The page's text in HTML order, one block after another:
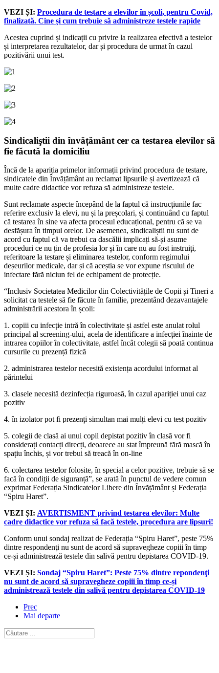
VEZI ȘI: Procedura de testare a elevilor în școli, pentru Covid,
finalizată. Cine și cum trebuie să administreze testele rapide
Acestea cuprind și indicații cu privire la realizarea efectivă a testelor
și interpretarea rezultatelor, dar și procedura de urmat în cazul
pozitivării unui test.
Sindicaliştii din învățământ cer ca testarea elevilor să
fie făcută la domiciliu
Încă de la apariția primelor informații privind procedura de testare,
sindicatele din Învățământ au reclamat lipsurile și avertizează că
multe cadre didactice vor refuza să administreze testele.
Sunt reclamate aspecte începând de la faptul că instrucțiunile fac
referire exclusiv la elevi, nu și la preșcolari, și continuând cu faptul
că testarea în sine va afecta procesul educațional, pentru că se va
desfășura în timpul orelor. De asemenea, sindicaliștii nu sunt de
acord cu faptul că va trebui ca dascălii implicați să-și asume
proceduri ce nu țin de profesia lor și în care nu au fost instruiți,
referitoare la testare și eliminarea testelor, conform regimului
deșeurilor medicale, dar și că aceștia se vor expune riscului de
infectare fără niciun fel de echipament de protecție.
“Inclusiv Societatea Medicilor din Colectivitățile de Copii și Tineri a
solicitat ca testele să fie făcute în familie, prezentând dezavantajele
administrării acestora în școli:
1. copiii cu infecție intră în colectivitate și astfel este anulat rolul
principal al screening-ului, acela de identificare a infecției înainte de
intrarea copiilor în colectivitate, astfel încât colegii să poată continua
cursurile cu prezență fizică
2. administrarea testelor necesită existența acordului informat al
părintelui
3. clasele necesită dezinfecția riguroasă, în cazul apariției unui caz
pozitiv
4. în izolator pot fi prezenți simultan mai mulți elevi cu test pozitiv
5. colegii de clasă ai unui copil depistat pozitiv în clasă vor fi
considerați contacți direcți, deoarece au stat împreună fără mască în
spațiu închis, și vor trebui să treacă în on-line
6. colectarea testelor folosite, în special a celor pozitive, trebuie să se
facă în condiții de siguranță”, se arată în punctul de vedere comun
exprimat Federația Sindicatelor Libere din Învățământ și Federația
“Spiru Haret”.
VEZI ȘI: AVERTISMENT privind testarea elevilor: Multe
cadre didactice vor refuza să facă testele, procedura are lipsuri!
Conform unui sondaj realizat de Federația “Spiru Haret”, peste 75%
dintre respondenţi nu sunt de acord să supravegheze copiii în timp
ce-și administrează testele din salivă pentru depistarea COVID-19.
VEZI ȘI: Sondaj “Spiru Haret”: Peste 75% dintre repondenţi
nu sunt de acord să supravegheze copiii în timp ce-și
administrează testele din salivă pentru depistarea COVID-19
Prec
Mai departe